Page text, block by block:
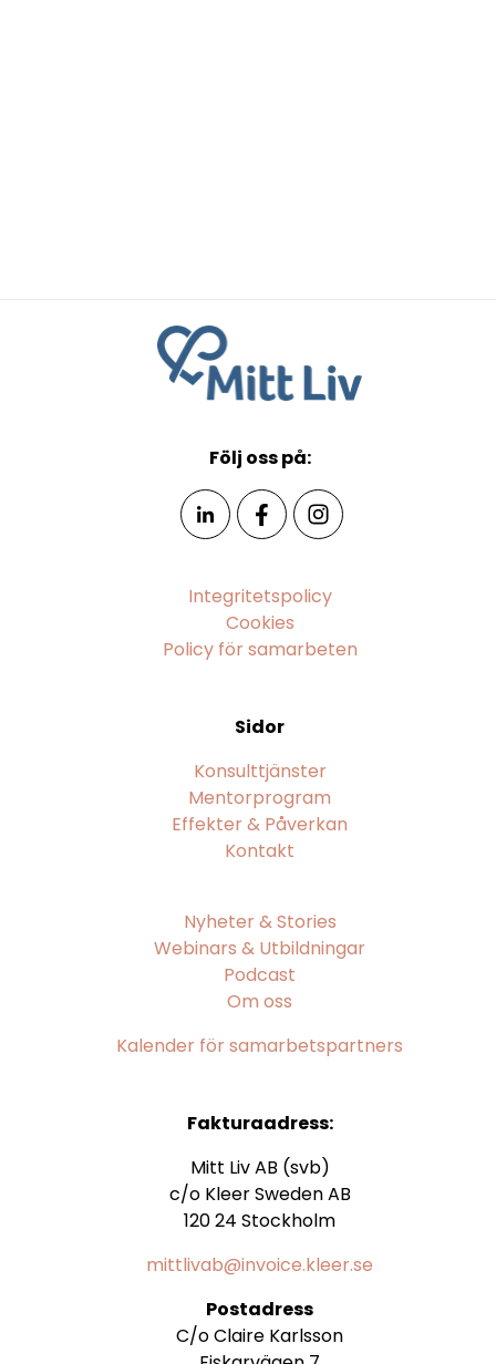
Följ oss på:
Integritetspolicy
Cookies
Policy för samarbeten
Sidor
Konsulttjänster
Mentorprogram
Effekter & Påverkan
Kontakt
Nyheter & Stories
Webinars & Utbildningar
Podcast
Om oss
Kalender för samarbetspartners
Fakturaadress:
Mitt Liv AB (svb)
c/o Kleer Sweden AB
120 24 Stockholm
mittlivab@invoice.kleer.se
Postadress
C/o Claire Karlsson